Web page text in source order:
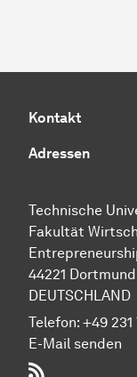
Kontakt
Adressen
Technische
Fakultät
44221 Dort­mund
DEUTSCHLAND
Telefon: +49 231
E-Mail senden